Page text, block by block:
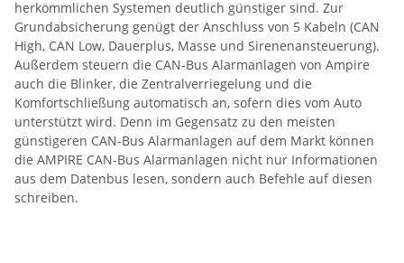
herkömmlichen Systemen deutlich günstiger sind. Zur
Grundabsicherung genügt der Anschluss von 5 Kabeln (CAN
High, CAN Low, Dauerplus, Masse und Sirenenansteuerung).
Außerdem steuern die CAN-Bus Alarmanlagen von Ampire
auch die Blinker, die Zentralverriegelung und die
Komfortschließung automatisch an, sofern dies vom Auto
unterstützt wird. Denn im Gegensatz zu den meisten
günstigeren CAN-Bus Alarmanlagen auf dem Markt können
die AMPIRE CAN-Bus Alarmanlagen nicht nur Informationen
aus dem Datenbus lesen, sondern auch Befehle auf diesen
schreiben.